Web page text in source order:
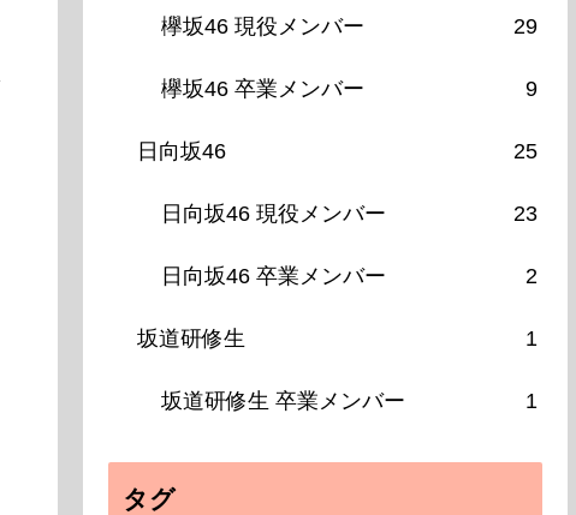
欅坂46 現役メンバー 29
欅坂46 卒業メンバー 9
日向坂46 25
日向坂46 現役メンバー 23
日向坂46 卒業メンバー 2
坂道研修生 1
坂道研修生 卒業メンバー 1
タグ